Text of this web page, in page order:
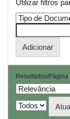
Utilizar filtros
Resultados/Página